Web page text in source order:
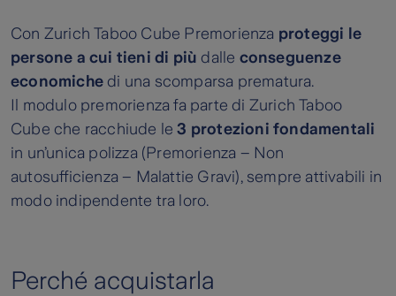
Con Zurich Taboo Cube Premorienza proteggi le
persone a cui tieni di più dalle conseguenze
economiche di una scomparsa prematura.
Il modulo premorienza fa parte di Zurich Taboo
Cube che racchiude le3 protezioni fondamentali
in un’unica polizza (Premorienza – Non
autosufficienza – Malattie Gravi), sempre attivabili in
modo indipendente tra loro.
Perché acquistarla